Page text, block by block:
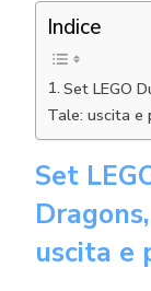
Indice
Set LEGO
Tale: uscita e
Set
uscita e